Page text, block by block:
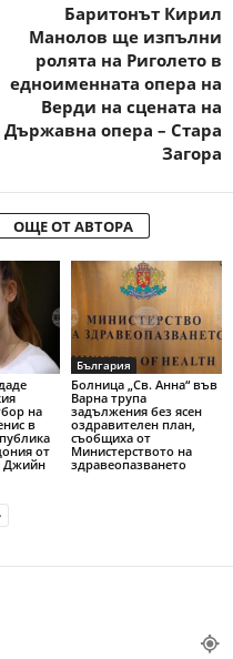
Баритонът Кирил
Манолов ще изпълни
ролята на Риголето в
едноименната опера на
Верди на сцената на
Държавна опера – Стара
Загора
ОЩЕ ОТ АВТОРА
на
в
от
Джийн
България
Болница „Св. Анна“ във
Варна трупа
задължения без ясен
оздравителен план,
съобщиха от
Министерството на
здравеопазването